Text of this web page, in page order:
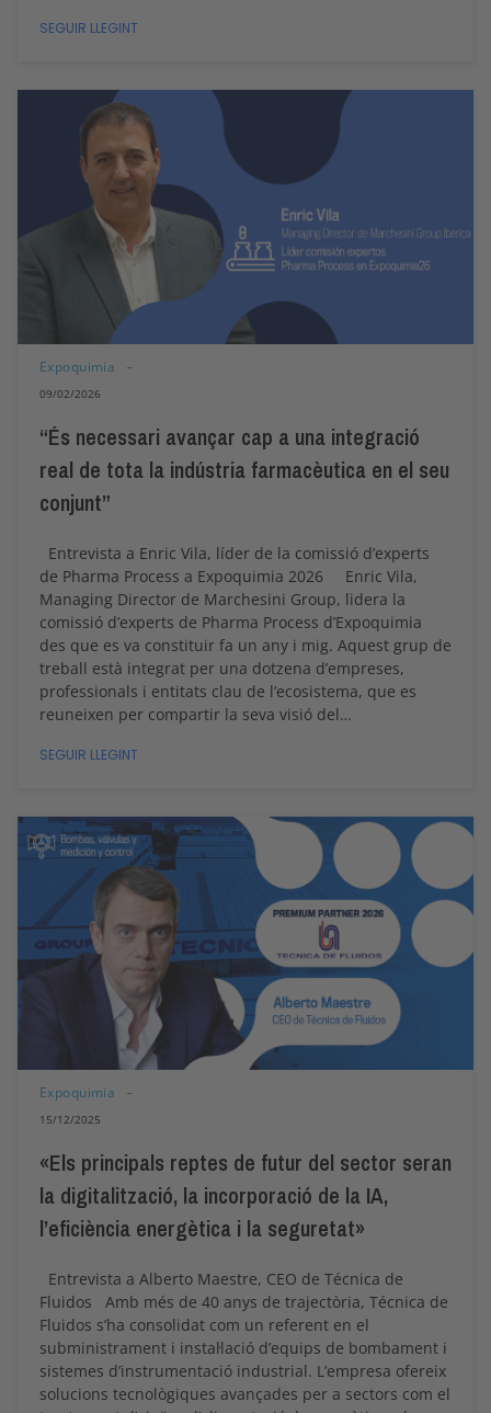
SEGUIR LLEGINT
Expoquimia
09/02/2026
“És necessari avançar cap a una integració
real de tota la indústria farmacèutica en el seu
conjunt”
Entrevista a Enric Vila, líder de la comissió d’experts
de Pharma Process a Expoquimia 2026 Enric Vila,
Managing Director de Marchesini Group, lidera la
comissió d’experts de Pharma Process d’Expoquimia
des que es va constituir fa un any i mig. Aquest grup de
treball està integrat per una dotzena d’empreses,
professionals i entitats clau de l’ecosistema, que es
reuneixen per compartir la seva visió del…
SEGUIR LLEGINT
Expoquimia
15/12/2025
«Els principals reptes de futur del sector seran
la digitalització, la incorporació de la IA,
l’eficiència energètica i la seguretat»
Entrevista a Alberto Maestre, CEO de Técnica de
Fluidos Amb més de 40 anys de trajectòria, Técnica de
Fluidos s’ha consolidat com un referent en el
subministrament i instal·lació d’equips de bombament i
sistemes d’instrumentació industrial. L’empresa ofereix
solucions tecnològiques avançades per a sectors com el